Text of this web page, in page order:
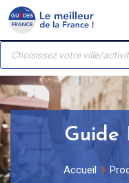
Panneau de gestion des
Skip
content
Recherche
produits
Guide
Accueil